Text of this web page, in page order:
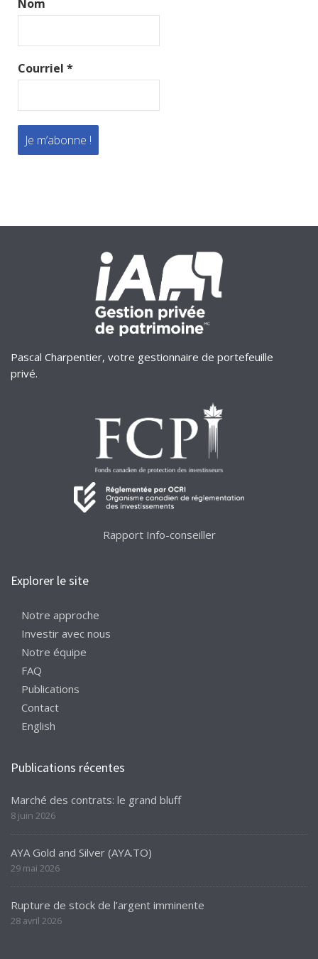
Nom
Courriel *
Pascal Charpentier, votre gestionnaire de portefeuille
privé.
Rapport Info-conseiller
Explorer le site
Notre approche
Investir avec nous
Notre équipe
FAQ
Publications
Contact
English
Publications récentes
Marché des contrats: le grand bluff
8 juin 2026
AYA Gold and Silver (AYA.TO)
29 mai 2026
Rupture de stock de l’argent imminente
28 avril 2026